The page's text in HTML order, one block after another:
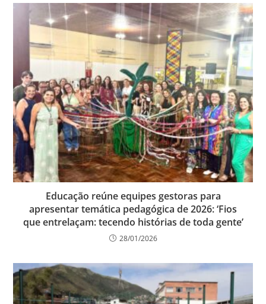
Educação reúne equipes gestoras para
apresentar temática pedagógica de 2026: ‘Fios
que entrelaçam: tecendo histórias de toda gente’
28/01/2026